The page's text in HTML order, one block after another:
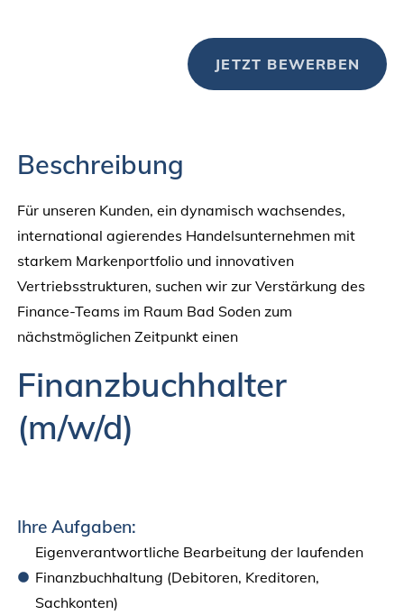
JETZT BEWERBEN
Beschreibung
Für unseren Kunden, ein dynamisch wachsendes,
international agierendes Handelsunternehmen mit
starkem Markenportfolio und innovativen
Vertriebsstrukturen, suchen wir zur Verstärkung des
Finance-Teams im Raum Bad Soden zum
nächstmöglichen Zeitpunkt einen
Finanzbuchhalter
(m/w/d)
Ihre Aufgaben:
Eigenverantwortliche Bearbeitung der laufenden
Finanzbuchhaltung (Debitoren, Kreditoren,
Sachkonten)